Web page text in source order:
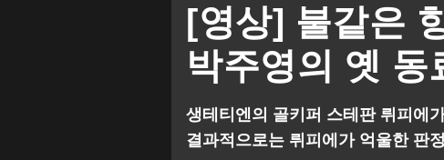
​[영상] 불같은
박주영의 옛 동
생테티엔의 골키퍼 스테판 뤼피에
결과적으로는 뤼피에가 억울한 판